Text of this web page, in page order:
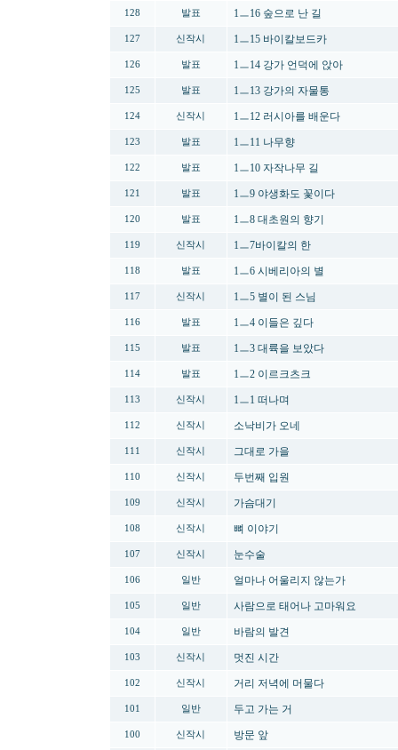
128 발표 1ㅡ16 숲으로 난 길
127 신작시 1ㅡ15 바이칼보드카
126 발표 1ㅡ14 강가 언덕에 앉아
125 발표 1ㅡ13 강가의 자물통
124 신작시 1ㅡ12 러시아를 배운다
123 발표 1ㅡ11 나무향
122 발표 1ㅡ10 자작나무 길
121 발표 1ㅡ9 야생화도 꽃이다
120 발표 1ㅡ8 대초원의 향기
119 신작시 1ㅡ7바이칼의 한
118 발표 1ㅡ6 시베리아의 별
117 신작시 1ㅡ5 별이 된 스님
116 발표 1ㅡ4 이들은 깊다
115 발표 1ㅡ3 대륙을 보았다
114 발표 1ㅡ2 이르크츠크
113 신작시 1ㅡ1 떠나며
112 신작시 소낙비가 오네
111 신작시 그대로 가을
110 신작시 두번째 입원
109 신작시 가슴대기
108 신작시 뼈 이야기
107 신작시 눈수술
106 일반 얼마나 어울리지 않는가
105 일반 사람으로 태어나 고마워요
104 일반 바람의 발견
103 신작시 멋진 시간
102 신작시 거리 저녁에 머물다
101 일반 두고 가는 거
100 신작시 방문 앞